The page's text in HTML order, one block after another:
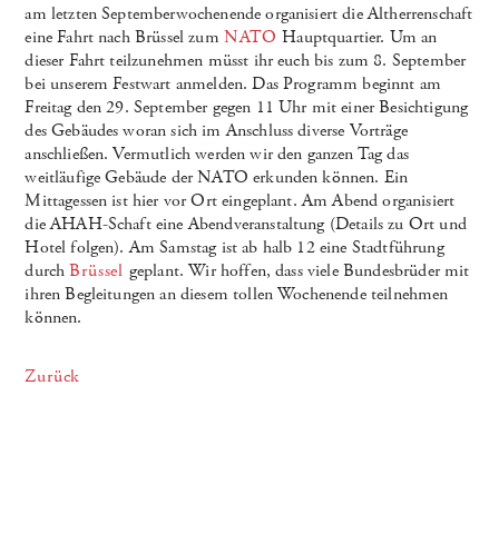
am letzten Septemberwochenende organisiert die Altherrenschaft
eine Fahrt nach Brüssel zum NATO Hauptquartier. Um an
dieser Fahrt teilzunehmen müsst ihr euch bis zum 8. September
bei unserem Festwart anmelden. Das Programm beginnt am
Freitag den 29. September gegen 11 Uhr mit einer Besichtigung
des Gebäudes woran sich im Anschluss diverse Vorträge
anschließen. Vermutlich werden wir den ganzen Tag das
weitläufige Gebäude der NATO erkunden können. Ein
Mittagessen ist hier vor Ort eingeplant. Am Abend organisiert
die AHAH-Schaft eine Abendveranstaltung (Details zu Ort und
Hotel folgen). Am Samstag ist ab halb 12 eine Stadtführung
durchBrüssel geplant. Wir hoffen, dass viele Bundesbrüder mit
ihren Begleitungen an diesem tollen Wochenende teilnehmen
können.
Zurück